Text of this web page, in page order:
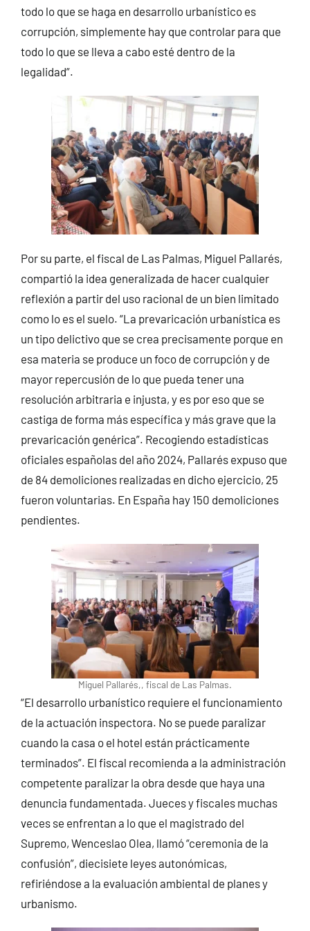
todo lo que se haga en desarrollo urbanístico es
corrupción, simplemente hay que controlar para que
todo lo que se lleva a cabo esté dentro de la
legalidad”.
Por su parte, el fiscal de Las Palmas, Miguel Pallarés,
compartió la idea generalizada de hacer cualquier
reflexión a partir del uso racional de un bien limitado
como lo es el suelo. “La prevaricación urbanística es
un tipo delictivo que se crea precisamente porque en
esa materia se produce un foco de corrupción y de
mayor repercusión de lo que pueda tener una
resolución arbitraria e injusta, y es por eso que se
castiga de forma más específica y más grave que la
prevaricación genérica”. Recogiendo estadísticas
oficiales españolas del año 2024, Pallarés expuso que
de 84 demoliciones realizadas en dicho ejercicio, 25
fueron voluntarias. En España hay 150 demoliciones
pendientes.
Miguel Pallarés,, fiscal de Las Palmas.
“El desarrollo urbanístico requiere el funcionamiento
de la actuación inspectora. No se puede paralizar
cuando la casa o el hotel están prácticamente
terminados”. El fiscal recomienda a la administración
competente paralizar la obra desde que haya una
denuncia fundamentada. Jueces y fiscales muchas
veces se enfrentan a lo que el magistrado del
Supremo, Wenceslao Olea, llamó “ceremonia de la
confusión”, diecisiete leyes autonómicas,
refiriéndose a la evaluación ambiental de planes y
urbanismo.